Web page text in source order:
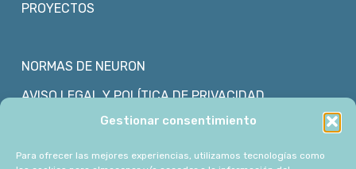
Gestionar consentimiento
Para ofrecer las mejores experiencias, utilizamos tecnologías como
PROYECTOS
NORMAS DE NEURON
AVISO LEGAL Y POLÍTICA DE PRIVACIDAD
POLÍTICA DE COOKIES